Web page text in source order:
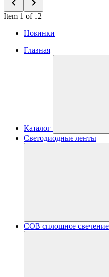
Item 1 of 12
Новинки
Главная
Каталог
Светодиодные ленты
COB сплошное свечение